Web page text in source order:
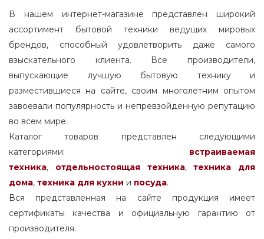
В нашем интернет-магазине представлен широкий
ассортимент бытовой техники ведущих мировых
брендов, способный удовлетворить даже самого
взыскательного клиента. Все производители,
выпускающие лучшую бытовую технику и
разместившиеся на сайте, своим многолетним опытом
завоевали популярность и непревзойденную репутацию
во всем мире.
Каталог товаров представлен следующими
категориями: встраиваемая
техника, отдельностоящаятехника,
техника для
дома, техника для кухни и посуда.
Вся представленная на сайте продукция имеет
сертификаты качества и официальную гарантию от
производителя.